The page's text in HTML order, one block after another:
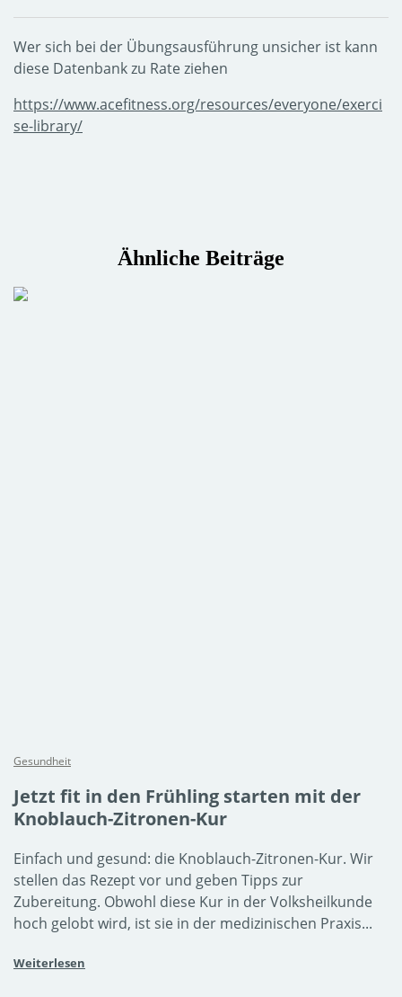
Wer sich bei der Übungsausführung unsicher ist kann
diese Datenbank zu Rate ziehen
https://www.acefitness.org/resources/everyone/exerci
se-library/
Ähnliche Beiträge
Gesundheit
Jetzt fit in den Frühling starten mit der
Knoblauch-Zitronen-Kur
Einfach und gesund: die Knoblauch-Zitronen-Kur. Wir
stellen das Rezept vor und geben Tipps zur
Zubereitung. Obwohl diese Kur in der Volksheilkunde
hoch gelobt wird, ist sie in der medizinischen Praxis...
Weiterlesen